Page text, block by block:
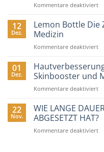
den
Kommentare deaktiviertfür
12
Dez.
Lemon Bottle Die
Medizin
Kommentare deaktiviertfür
der
01
Dez.
Skinbooster und
Kommentare deaktiviertfür
22
Nov.
WIE LANGE
ABGESETZT HAT?
Kommentare deaktiviertfür